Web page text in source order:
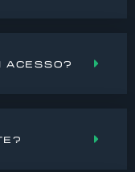
ACESSO?